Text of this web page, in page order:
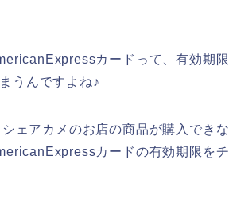
カードって、有効期限
うんですよね♪
ェアカメのお店の商品が購入できな
カードの有効期限をチ